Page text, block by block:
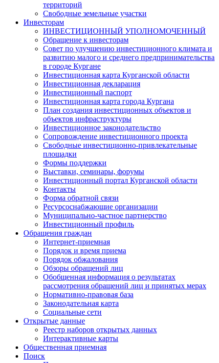
территорий
Свободные земельные участки
Инвесторам
ИНВЕСТИЦИОННЫЙ УПОЛНОМОЧЕННЫЙ
Обращение к инвесторам
Совет по улучшению инвестиционного климата и
развитию малого и среднего предпринимательства
в городе Кургане
Инвестиционная карта Курганской области
Инвестиционная декларация
Инвестиционный паспорт
Инвестиционная карта города Кургана
План создания инвестиционных объектов и
объектов инфраструктуры
Инвестиционное законодательство
Сопровождение инвестиционного проекта
Свободные инвестиционно-привлекательные
площадки
Формы поддержки
Выставки, семинары, форумы
Инвестиционный портал Курганской области
Контакты
Форма обратной связи
Ресурсоснабжающие организации
Муниципально-частное партнерство
Инвестиционный профиль
Обращения граждан
Интернет-приемная
Порядок и время приема
Порядок обжалования
Обзоры обращений лиц
Обобщенная информация о результатах
рассмотрения обращений лиц и принятых мерах
Нормативно-правовая база
Законодательная карта
Социальные сети
Открытые данные
Реестр наборов открытых данных
Интерактивные карты
Общественная приемная
Поиск